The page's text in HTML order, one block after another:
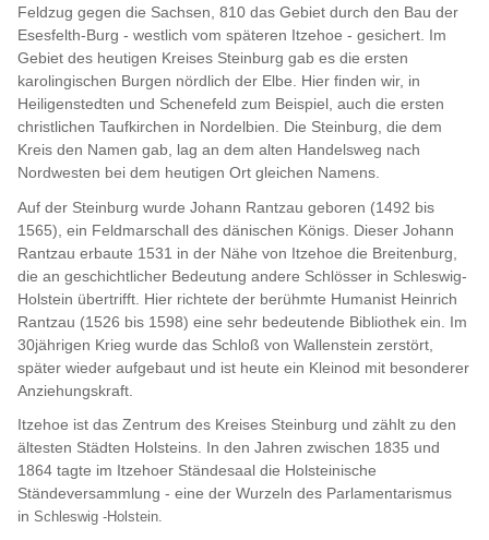
Feldzug gegen die Sachsen, 810 das Gebiet durch den Bau der
Esesfelth-Burg - westlich vom späteren Itzehoe - gesichert. Im
Gebiet des heutigen Kreises Steinburg gab es die ersten
karolingischen Burgen nördlich der Elbe. Hier finden wir, in
Heiligenstedten und Schenefeld zum Beispiel, auch die ersten
christlichen Taufkirchen in Nordelbien. Die Steinburg, die dem
Kreis den Namen gab, lag an dem alten Handelsweg nach
Nordwesten bei dem heutigen Ort gleichen Namens.
Auf der Steinburg wurde Johann Rantzau geboren (1492 bis
1565), ein Feldmarschall des dänischen Königs. Dieser Johann
Rantzau erbaute 1531 in der Nähe von Itzehoe die Breitenburg,
die an geschichtlicher Bedeutung andere Schlösser in Schleswig-
Holstein übertrifft. Hier richtete der berühmte Humanist Heinrich
Rantzau (1526 bis 1598) eine sehr bedeutende Bibliothek ein. Im
30jährigen Krieg wurde das Schloß von Wallenstein zerstört,
später wieder aufgebaut und ist heute ein Kleinod mit besonderer
Anziehungskraft.
Itzehoe ist das Zentrum des Kreises Steinburg und zählt zu den
ältesten Städten Holsteins. In den Jahren zwischen 1835 und
1864 tagte im Itzehoer Ständesaal die Holsteinische
Ständeversammlung - eine der Wurzeln des Parlamentarismus
in Schleswig -Holstein.